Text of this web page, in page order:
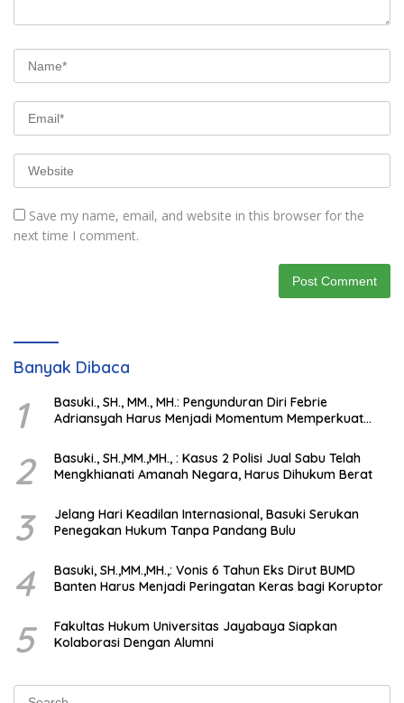
Save my name, email, and website in this browser for the
next time I comment.
Banyak Dibaca
1
Basuki., SH., MM., MH.: Pengunduran Diri Febrie
Adriansyah Harus Menjadi Momentum Memperkuat
2
Basuki., SH.,MM.,MH., : Kasus 2 Polisi Jual Sabu Telah
Mengkhianati Amanah Negara, Harus Dihukum Berat
3
Jelang Hari Keadilan Internasional, Basuki Serukan
Penegakan Hukum Tanpa Pandang Bulu
4
Basuki, SH.,MM.,MH.,: Vonis 6 Tahun Eks Dirut BUMD
Banten Harus Menjadi Peringatan Keras bagi Koruptor
5
Fakultas Hukum Universitas Jayabaya Siapkan
Kolaborasi Dengan Alumni
Search